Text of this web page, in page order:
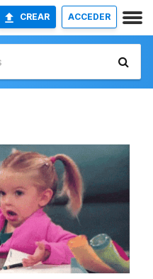
CREAR ACCEDER